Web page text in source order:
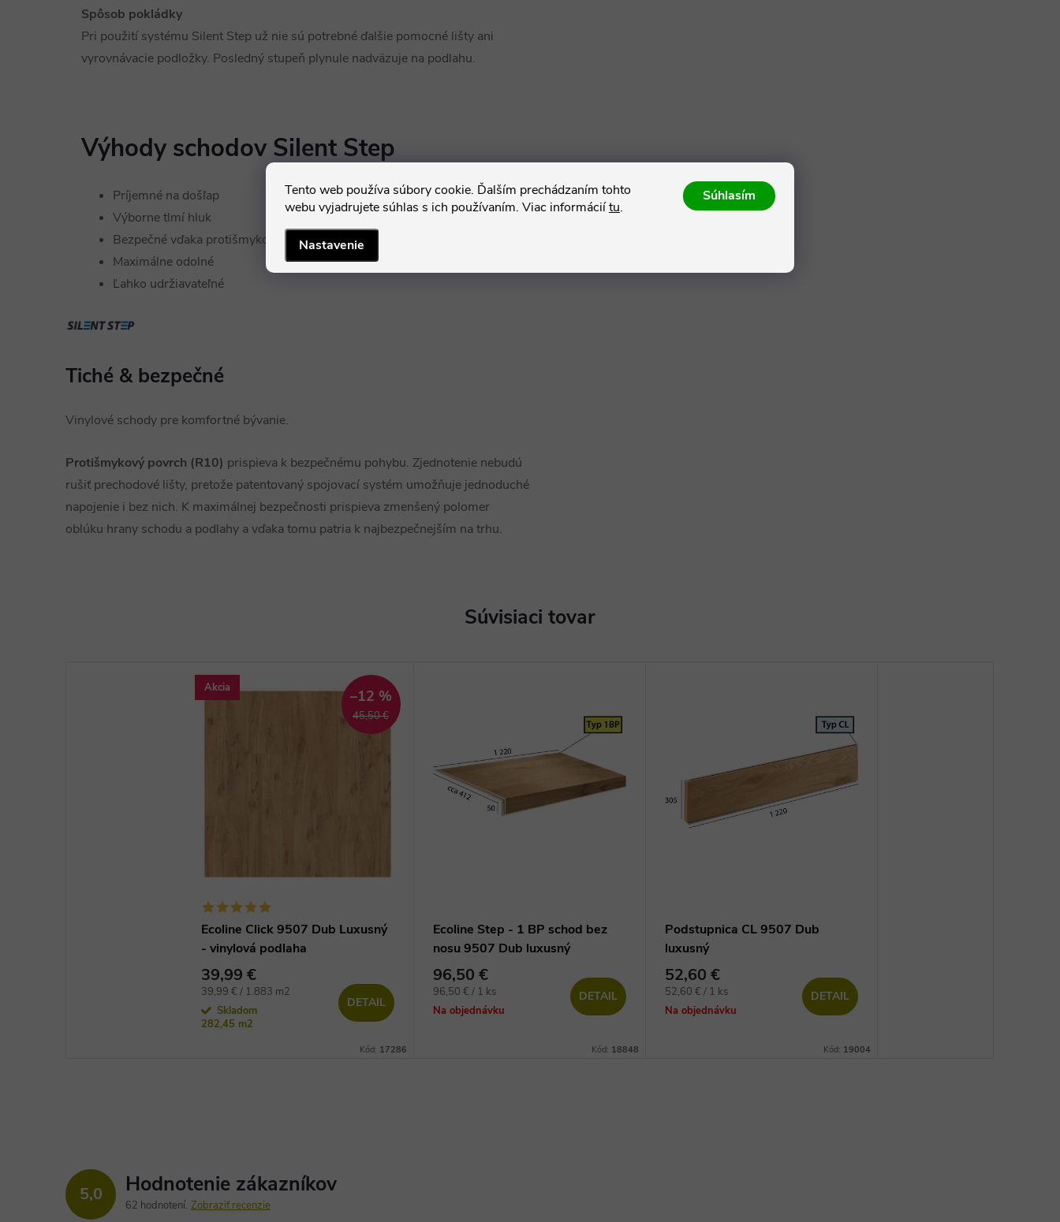
Tento web používa súbory cookie. Ďalším prechádzaním tohto
webu vyjadrujete súhlas s ich používaním. Viac informáciítu.
Nastavenie
Súhlasím
Spôsob pokládky
Pri použití systému Silent Step už nie sú potrebné ďalšie pomocné lišty ani
vyrovnávacie podložky. Posledný stupeň plynule nadväzuje na podlahu.
Výhody schodov Silent Step
Príjemné na došľap
Výborne tlmí hluk
Bezpečné vďaka protišmykovému povrchu
Maximálne odolné
Ľahko udržiavateľné
Tiché & bezpečné
Vinylové schody pre komfortné bývanie.
Protišmykový povrch (R10) prispieva k bezpečnému pohybu. Zjednotenie nebudú
rušiť prechodové lišty, pretože patentovaný spojovací systém umožňuje jednoduché
napojenie i bez nich. K maximálnej bezpečnosti prispieva zmenšený polomer
oblúku hrany schodu a podlahy a vďaka tomu patria k najbezpečnejším na trhu.
Súvisiaci tovar
Akcia
45,50 €
–12 %
Ecoline Click 9507 Dub Luxusný
- vinylová podlaha
39,99 €
Jednotková
cena:
39,99 € / 1.883 m2
Skladom
282,45 m2
DETAIL
Kód: 17286
Ecoline Step - 1 BP schod bez
nosu 9507 Dub luxusný
96,50 €
Jednotková
cena:
96,50 € / 1 ks
Na objednávku
DETAIL
Kód: 18848
Podstupnica CL 9507 Dub
luxusný
52,60 €
Jednotková
cena:
52,60 € / 1 ks
Na objednávku
DETAIL
Kód: 19004
5,0 Hodnotenie zákazníkov
62 hodnotení Zobraziť recenzie